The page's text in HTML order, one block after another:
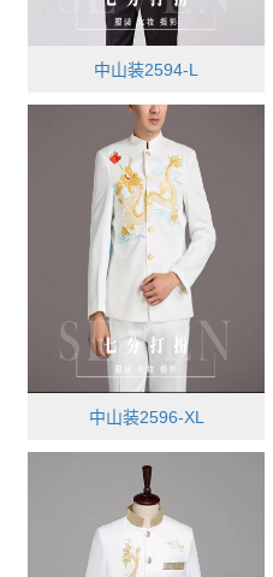
中山装2594-L
中山装2596-XL